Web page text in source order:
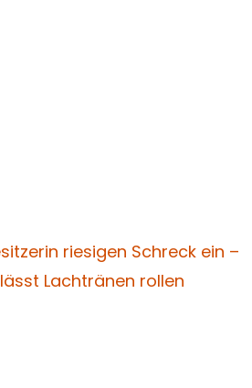
riesigen Schreck ein –
Lachtränen rollen